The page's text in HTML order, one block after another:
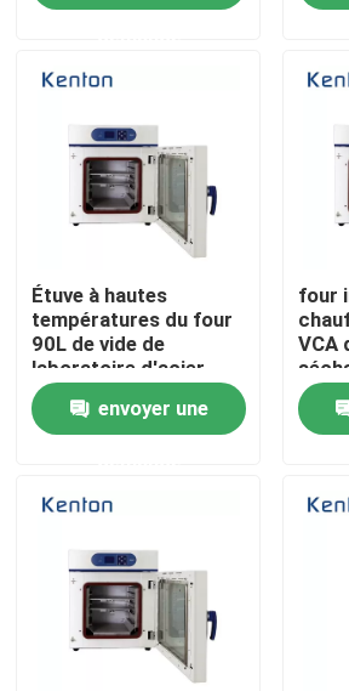
Contacts
Produits
Un four plus sec de laboratoire
Four de séchage industriel
Chambre d'humidité de la
Chambre climatique
Étuve à hautes
températures du four
90L de vide de
laboratoire d'acier
inoxydable
envoyer une
four
VCA